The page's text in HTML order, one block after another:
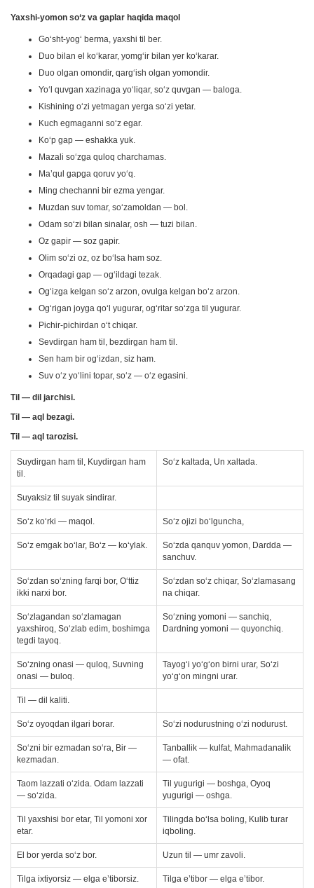
Yaxshi-yomon so‘z va gaplar haqida maqol
Go‘sht-yog‘ berma, yaxshi til ber.
Duo bilan el ko‘karar, yomg‘ir bilan yer ko‘karar.
Duo olgan omondir, qarg‘ish olgan yomondir.
Yo‘l quvgan xazinaga yo‘liqar, so‘z quvgan — baloga.
Kishining o‘zi yetmagan yerga so‘zi yetar.
Kuch egmaganni so‘z egar.
Ko‘p gap — eshakka yuk.
Mazali so‘zga quloq charchamas.
Ma’qul gapga qoruv yo‘q.
Ming chechanni bir ezma yengar.
Muzdan suv tomar, so‘zamoldan — bol.
Odam so‘zi bilan sinalar, osh — tuzi bilan.
Oz gapir — soz gapir.
Olim so‘zi oz, oz bo‘lsa ham soz.
Orqadagi gap — og‘ildagi tezak.
Og‘izga kelgan so‘z arzon, ovulga kelgan bo‘z arzon.
Og‘rigan joyga qo‘l yugurar, og‘ritar so‘zga til yugurar.
Pichir-pichirdan o‘t chiqar.
Sevdirgan ham til, bezdirgan ham til.
Sen ham bir og‘izdan, siz ham.
Suv o‘z yo‘lini topar, so‘z — o‘z egasini.
Til — dil jarchisi.
Til — aql bezagi.
Til — aql tarozisi.
Suydirgan ham til, Kuydirgan ham
til.
So‘z kaltada, Un xaltada.
Suyaksiz til suyak sindirar.
So‘z ko‘rki — maqol. So‘z ojizi bo‘lguncha,
So‘z emgak bo‘lar, Bo‘z — ko‘ylak.
So‘zda qanquv yomon, Dardda —
sanchuv.
So‘zdan so‘zning farqi bor, O‘ttiz
ikki narxi bor.
So‘zdan so‘z chiqar, So‘zlamasang
na chiqar.
So‘zlagandan so‘zlamagan
yaxshiroq, So‘zlab edim, boshimga
tegdi tayoq.
So‘zning yomoni — sanchiq,
Dardning yomoni — quyonchiq.
So‘zning onasi — quloq, Suvning
onasi — buloq.
Tayog‘i yo‘g‘on birni urar, So‘zi
yo‘g‘on mingni urar.
Til — dil kaliti.
So‘z oyoqdan ilgari borar. So‘zi nodurustning o‘zi nodurust.
So‘zni bir ezmadan so‘ra, Bir —
kezmadan.
Tanballik — kulfat, Mahmadanalik
— ofat.
Taom lazzati o‘zida. Odam lazzati
— so‘zida.
Til yugurigi — boshga, Oyoq
yugurigi — oshga.
Til yaxshisi bor etar, Til yomoni xor
etar.
Tilingda bo‘lsa boling, Kulib turar
iqboling.
El bor yerda so‘z bor. Uzun til — umr zavoli.
Tilga ixtiyorsiz — elga e’tiborsiz. Tilga e’tibor — elga e’tibor.